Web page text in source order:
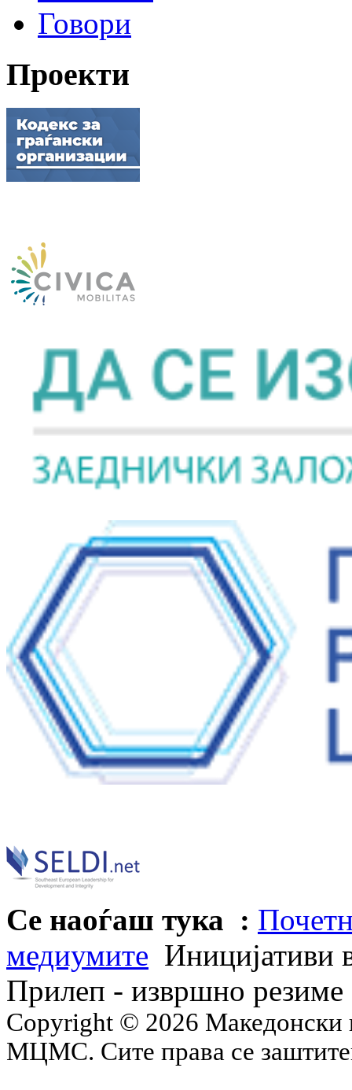
Говори
Проекти
Се наоѓаш тука :
медиумите Иницијативи
Прилеп - извршно резиме
Copyright © 2026 Македонски
МЦМС. Сите права се